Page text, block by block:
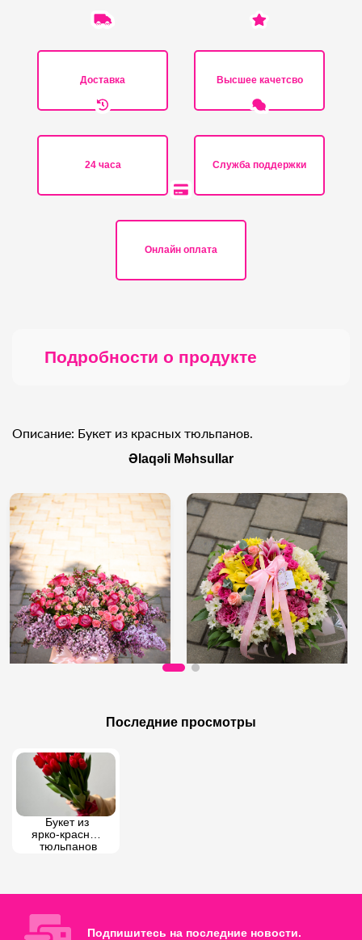
Доставка Высшее качетсво
24 часа Служба поддержки
Онлайн оплата
Подробности о продукте
Описание: Букет из красных тюльпанов.
Əlaqəli Məhsullar
Розовая Коробочка Цветов
Последние просмотры
Букет из
ярко-красных
тюльпанов
Подпишитесь на последние новости.